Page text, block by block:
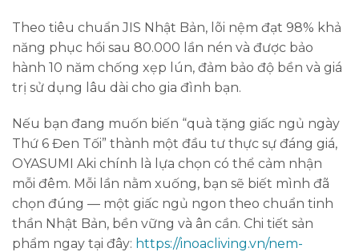
Theo tiêu chuẩn JIS Nhật Bản, lõi nệm đạt 98% khả
năng phục hồi sau 80.000 lần nén và được bảo
hành 10 năm chống xẹp lún, đảm bảo độ bền và giá
trị sử dụng lâu dài cho gia đình bạn.
Nếu bạn đang muốn biến “quà tặng giấc ngủ ngày
Thứ 6 Đen Tối” thành một đầu tư thực sự đáng giá,
OYASUMI Aki chính là lựa chọn có thể cảm nhận
mỗi đêm. Mỗi lần nằm xuống, bạn sẽ biết mình đã
chọn đúng — một giấc ngủ ngon theo chuẩn tinh
thần Nhật Bản, bền vững và ân cần. Chi tiết sản
phẩm ngay tại đây: https://inoacliving.vn/nem-